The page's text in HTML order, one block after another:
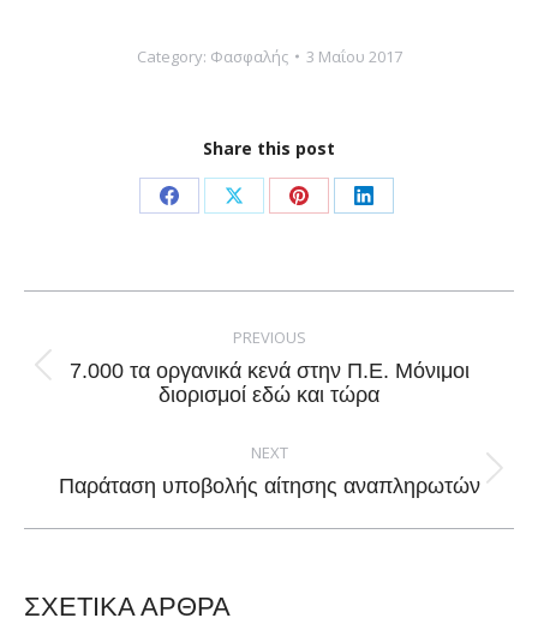
Category: Φασφαλής 3 Μαΐου 2017
Share this post
Share
Facebook
Share
X
Share
Pinterest
Share
LinkedIn
navigation
PREVIOUS
Previous
7.000 τα οργανικά κενά στην Π.Ε. Μόνιμοι
διορισμοί εδώ και τώρα
NEXT
Next
Παράταση υποβολής αίτησης αναπληρωτών
ΣΧΕΤΙΚΑ ΑΡΘΡΑ